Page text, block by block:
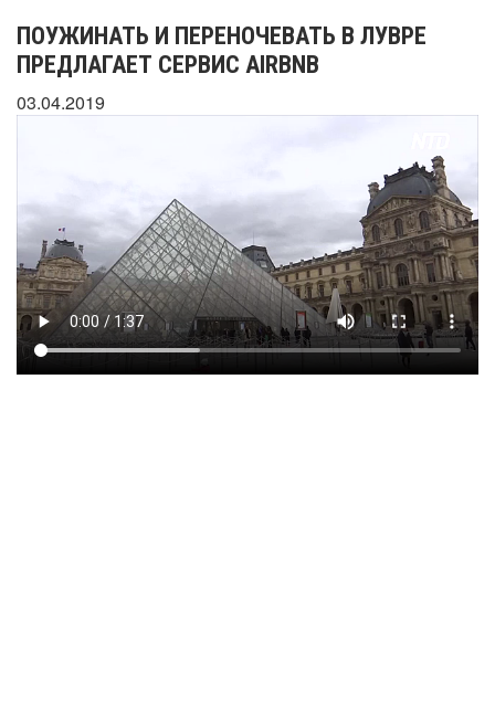
ПОУЖИНАТЬ И ПЕРЕНОЧЕВАТЬ В ЛУВРЕ
ПРЕДЛАГАЕТ СЕРВИС AIRBNB
03.04.2019